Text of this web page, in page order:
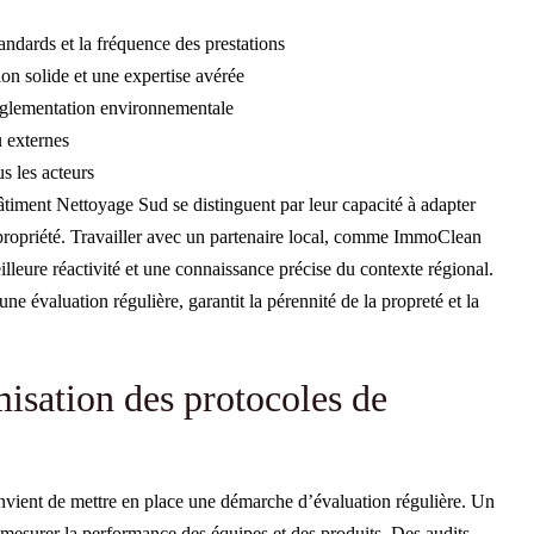
et la fréquence des prestations
solide et une expertise avérée
environnementale
externes
les acteurs
Nettoyage Sud se distinguent par leur capacité à adapter
Travailler avec un partenaire local, comme ImmoClean
réactivité et une connaissance précise du contexte régional.
évaluation régulière, garantit la pérennité de la propreté et la
des protocoles de
de mettre en place une démarche d’évaluation régulière. Un